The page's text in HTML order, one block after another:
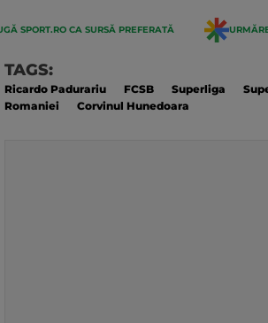
SPORT.RO CA SURSĂ PREFERATĂ
TAGS:
Ricardo Padurariu FCSB Superliga
Romaniei
Corvinul Hunedoara